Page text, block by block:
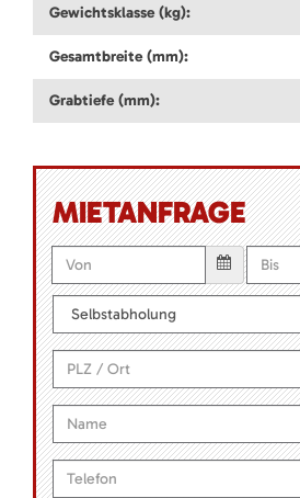
Gewichtsklasse (kg):
Gesamtbreite (mm):
Grabtiefe (mm):
MIETANFRAGE